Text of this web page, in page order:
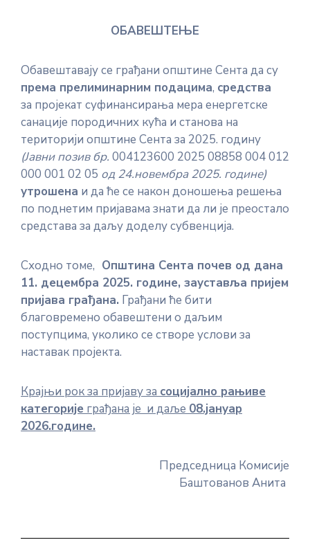
ОБАВЕШТЕЊЕ
Обавештавају се грађани општине Сента да су
према прелиминарним подацима, средства
за пројекат суфинансирања мера енергетске
санације породичних кућа и станова на
територији општине Сента за 2025. годину
(Јавни позив бр. 004123600 2025 08858 004 012
000 001 02 05 од 24.новембра 2025. године)
утрошена и да ће се након доношења решења
по поднетим пријавама знати да ли је преостало
средстава за даљу доделу субвенција.
Сходно томе, Општина Сента почев од дана
11. децембра 2025. године, зауставља пријем
пријава грађана. Грађани ће бити
благовремено обавештени о даљим
поступцима, уколико се створе услови за
наставак пројекта.
Крајњи рок за пријаву за социјално рањиве
категорије грађана је и даље 08.јануар
2026.године.
Председница Комисије
Баштованов Анита